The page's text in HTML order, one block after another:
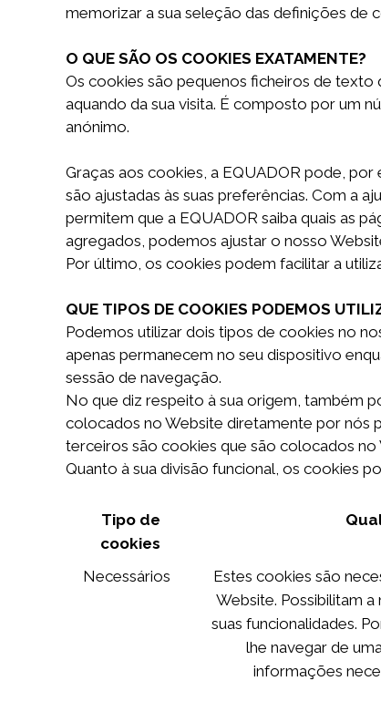
memorizar a sua seleção das definições de
O QUE SÃO OS COOKIES EXATAMENTE?
Os cookies são pequenos ficheiros de
aquando da sua visita. É composto por um
anónimo.
Graças aos cookies, a EQUADOR pode,
são ajustadas às suas preferências. Com a
permitem que a EQUADOR saiba quais as
agregados, podemos ajustar o nosso
Por último, os cookies podem facilitar a
QUE TIPOS DE COOKIES PODEMOS
Podemos utilizar dois tipos de cookies no
apenas permanecem no seu dispositivo
sessão de navegação.
No que diz respeito à sua origem, também
colocados no Website diretamente por nós
terceiros são cookies que são colocados
Quanto à sua divisão funcional, os cookies
Tipo de
cookies
Necessários
Estes cookies são
Website. Possibilitam
suas funcionalidades.
lhe navegar de
informações